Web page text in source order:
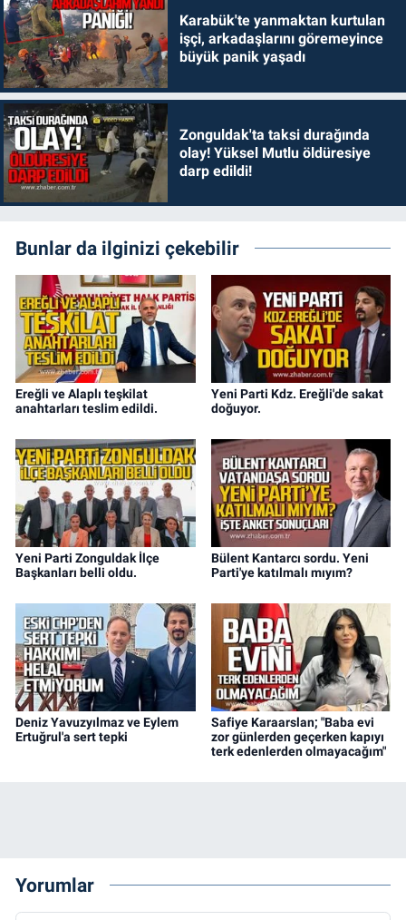
Karabük'te yanmaktan kurtulan
işçi, arkadaşlarını göremeyince
büyük panik yaşadı
Zonguldak'ta taksi durağında
olay! Yüksel Mutlu öldüresiye
darp edildi!
Bunlar da ilginizi çekebilir
Ereğli ve Alaplı teşkilat
anahtarları teslim edildi.
Yeni Parti Kdz. Ereğli'de sakat
doğuyor.
Yeni Parti Zonguldak İlçe
Başkanları belli oldu.
Bülent Kantarcı sordu. Yeni
Parti'ye katılmalı mıyım?
Deniz Yavuzyılmaz ve Eylem
Ertuğrul'a sert tepki
Safiye Karaarslan; "Baba evi
zor günlerden geçerken kapıyı
terk edenlerden olmayacağım"
Yorumlar